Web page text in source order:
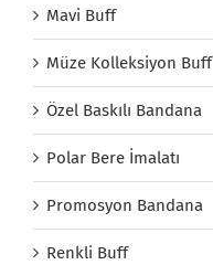
Mavi Buff
Müze Kolleksiyon Buff
Özel Baskılı Bandana
Polar Bere İmalatı
Promosyon Bandana
Renkli Buff